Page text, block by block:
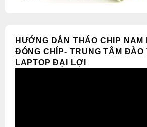
HƯỚNG DẪN THÁO CHIP NAM
ĐÓNG CHÍP- TRUNG TÂM ĐÀO
LAPTOP ĐẠI LỢI